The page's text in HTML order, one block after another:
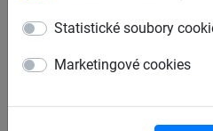
Statistické soubory
Marketingové cookies
Volejbalová
rychlá montáž,